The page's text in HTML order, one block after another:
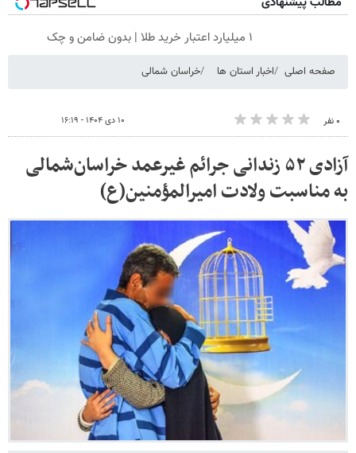
۱ میلیارد اعتبار خرید طلا | بدون ضامن و چک
صفحه اصلی اخبار استان ها خراسان شمالی
۰ نفر ۱۰ دی ۱۴۰۴ - ۱۶:۱۹
آزادی ۵۲ زندانی جرائم غیرعمد خراسان‌شمالی
به مناسبت ولادت امیرالمؤمنین(ع)